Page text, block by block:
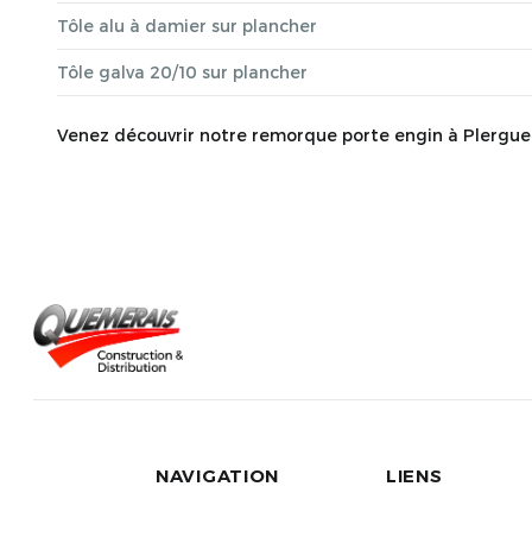
Tôle alu à damier sur plancher
Tôle galva 20/10 sur plancher
Venez découvrir notre remorque porte engin à
NAVIGATION LIENS